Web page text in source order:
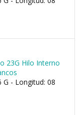
23G Hilo Interno
- Longitud: 08